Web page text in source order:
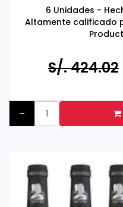
6 Unidades -
Altamente calificado
TOMAR BEBIDAS
PROHIBIDA LA
S/. 424.02
-